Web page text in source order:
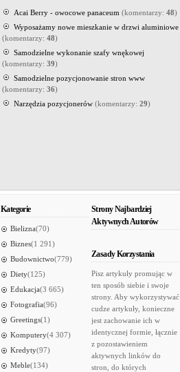
Acai Berry - owocowe panaceum (komentarzy: 48)
Wyposażamy nowe mieszkanie w drzwi aluminiowe
(komentarzy: 48)
Samodzielne wykonanie szafy wnękowej
(komentarzy: 39)
Samodzielne pozycjonowanie stron www
(komentarzy: 36)
Narzędzia pozycjonerów (komentarzy: 29)
Kategorie
Bielizna(70)
Biznes(1 291)
Budownictwo(779)
Diety(125)
Edukacja(3 665)
Fotografia(96)
Greetings(1)
Komputery(4 307)
Kredyty(97)
Meble(134)
Strony Najbardziej
Aktywnych Autorów
Zasady Korzystania
Pisz artykuły promując w
ten sposób siebie i swoje
strony. Aby wykorzystywać
cudze artykuły, konieczne
jest zachowanie ich w
identycznej formie, łącznie
z pozostawieniem
aktywnych linków do
stron, do których